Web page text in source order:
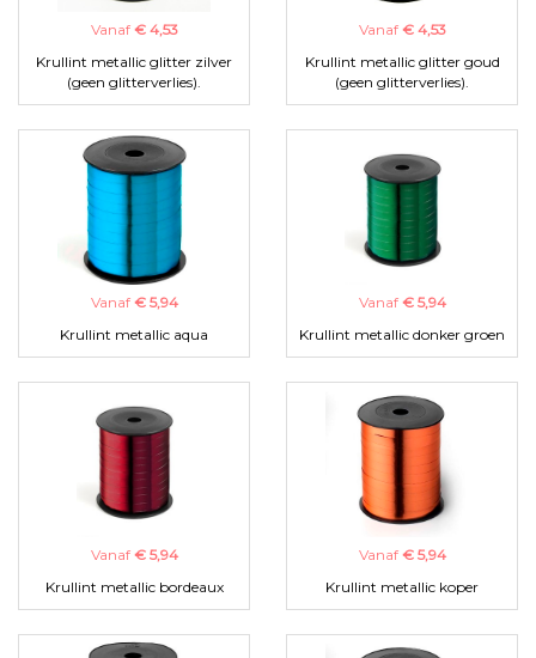
Vanaf € 4,53
Krullint metallic glitter zilver
(geen glitterverlies).
Vanaf € 4,53
Krullint metallic glitter goud
(geen glitterverlies).
Vanaf € 5,94
Krullint metallic aqua
Vanaf € 5,94
Krullint metallic donker groen
Vanaf € 5,94
Krullint metallic bordeaux
Vanaf € 5,94
Krullint metallic koper